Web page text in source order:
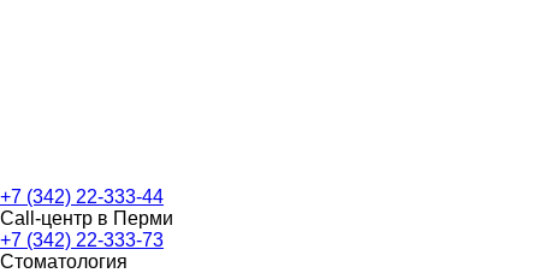
+7 (342) 22-333-44
Call-центр в Перми
+7 (342) 22-333-73
Стоматология